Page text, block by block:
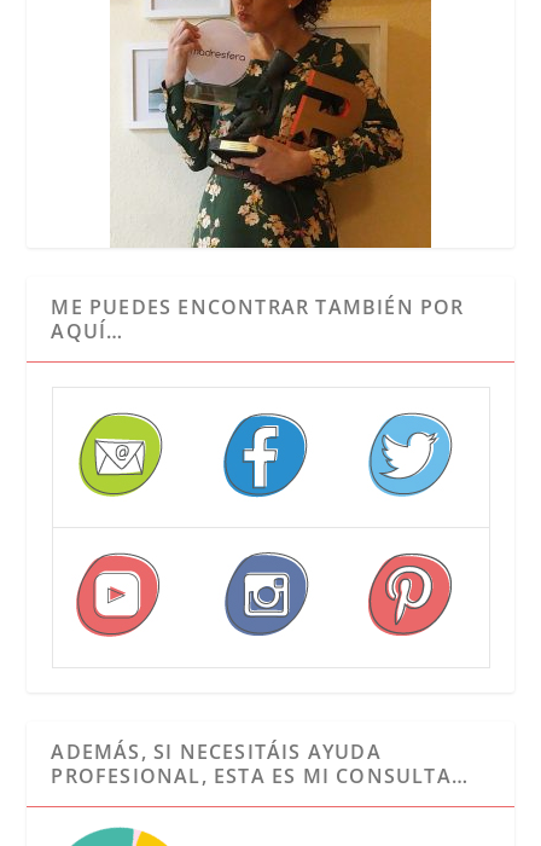
ME PUEDES ENCONTRAR TAMBIÉN POR
AQUÍ…
ADEMÁS, SI NECESITÁIS AYUDA
PROFESIONAL, ESTA ES MI CONSULTA…